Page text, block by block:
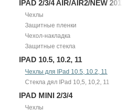
IPAD 2/3/4 AIR/AIR2/NEW 2017
Чехлы
Защитные пленки
Чехол-накладка
Защитные стекла
IPAD 10.5, 10.2, 11
Чехлы для IPad 10.5, 10.2, 11
Стекла дял IPad 10,5, 10,2, 11
IPAD MINI 2/3/4
Чехлы